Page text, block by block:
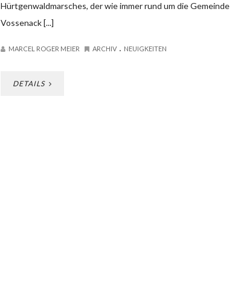
Hürtgenwaldmarsches, der wie immer rund um die Gemeinde
Vossenack [...]
MARCEL ROGER MEIER ARCHIV . NEUIGKEITEN
DETAILS